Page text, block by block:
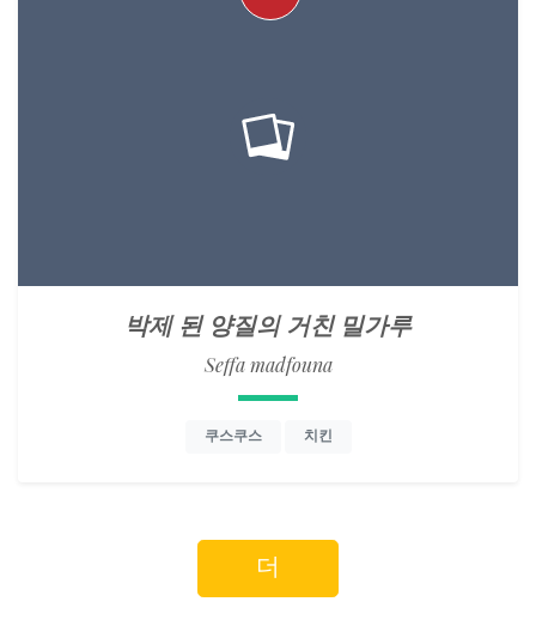
박제 된 양질의 거친 밀가루
Seffa madfouna
쿠스쿠스 치킨
더